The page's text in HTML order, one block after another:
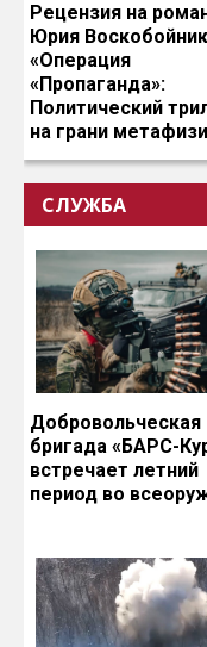
Рецензия на
Юрия
«Операция
«Пропаганда»:
Политический
на грани
СЛУЖБА
Добровольческая
бригада «БАРС-
встречает летний
период во